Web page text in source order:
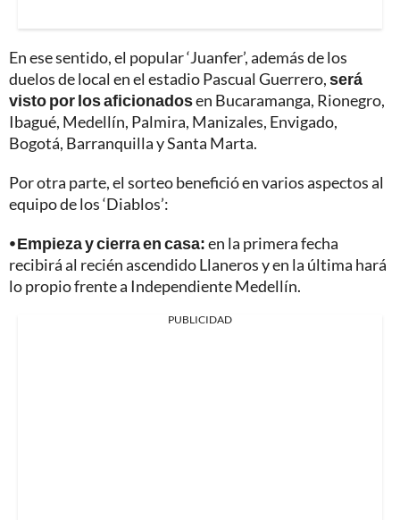
En ese sentido, el popular ‘Juanfer’, además de los
duelos de local en el estadio Pascual Guerrero,será
visto por los aficionadosen Bucaramanga, Rionegro,
Ibagué, Medellín, Palmira, Manizales, Envigado,
Bogotá, Barranquilla y Santa Marta.
Por otra parte, el sorteo benefició en varios aspectos al
equipo de los ‘Diablos’:
⦁ Empieza y cierra en casa:en la primera fecha
recibirá al recién ascendido Llaneros y en la última hará
lo propio frente a Independiente Medellín.
PUBLICIDAD